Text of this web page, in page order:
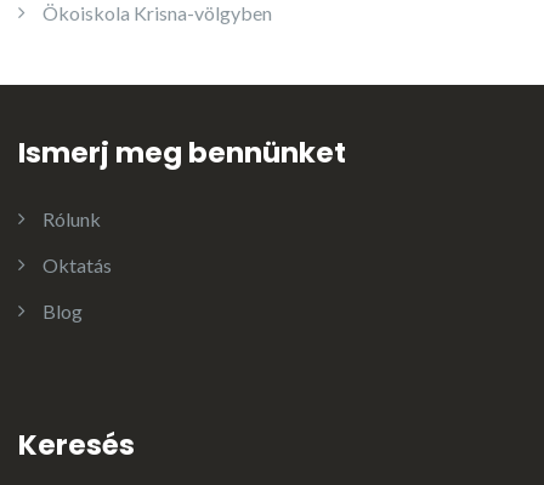
Ökoiskola Krisna-völgyben
Ismerj meg bennünket
Rólunk
Oktatás
Blog
Keresés